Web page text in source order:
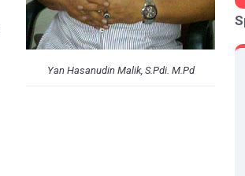
Yan Hasanudin Malik, S.Pdi. M.Pd